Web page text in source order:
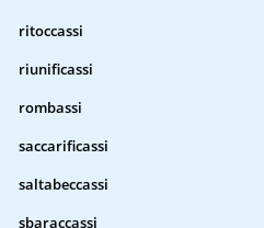
ritoccassi
riunificassi
rombassi
saccarificassi
saltabeccassi
sbaraccassi